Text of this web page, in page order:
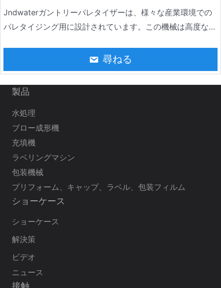
Jndwaterガントリーパレタイザーは、様々な産業環境での
パレタイジング用に設計されています。この機械は高度なガ
ど、さまざまな種類の包装を処理できます。食品、飲料、化
学、建築材料、その他の業界で広く使用されています。
尋ねる
製品
水処理
ブロー成形機
充填機
ラベリングマシン
包装機械
プリフォーム、キャップ、ラベル、包装フィルム
ショーケース
ショーケース
解決策
ビデオ
ニュース
接触